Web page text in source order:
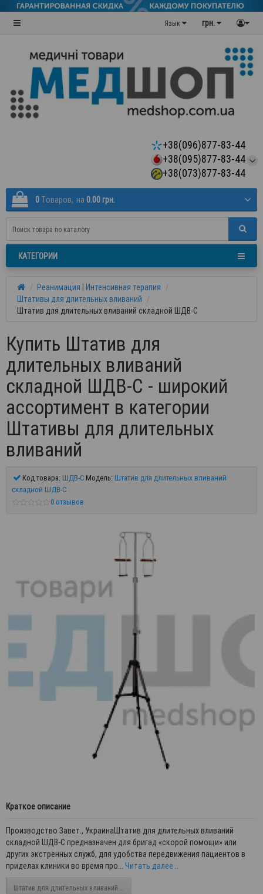
грн.
Язык
+38(096)877-83-44
+38(095)877-83-44
+38(073)877-83-44
0 Tоваров, на 0.00 грн.
КАТЕГОРИИ
Реанимация | Интенсивная терапия
Штативы для длительных вливаний
Штатив для длительных вливаний складной ШДВ-С
Купить Штатив для
длительных вливаний
складной ШДВ-С - широкий
ассортимент в категории
Штативы для длительных
вливаний
Код товара: ШДВ-С Модель: Штатив для длительных вливаний
складной ШДВ-С
0 отзывов
Краткое описание
Производство Завет., УкраинаШтатив для длительных вливаний
складной ШДВ-С предназначен для бригад «скорой помощи» или
других экстренных служб, для удобства передвижения пациентов в
приделах клиники во время про... Читать далее...
Штатив для длительных вливаний универсальный ШДВ-У